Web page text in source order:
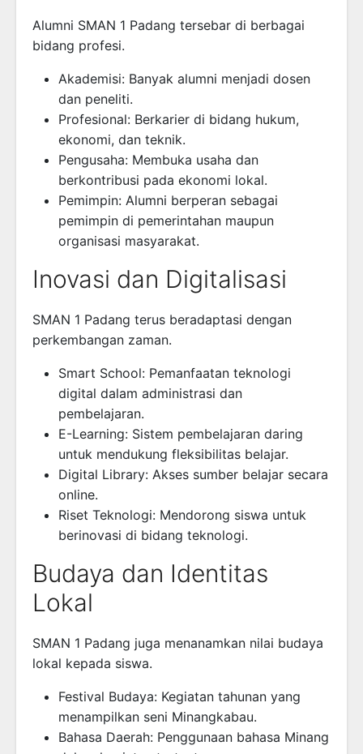
Alumni SMAN 1 Padang tersebar di berbagai
bidang profesi.
Akademisi: Banyak alumni menjadi dosen
dan peneliti.
Profesional: Berkarier di bidang hukum,
ekonomi, dan teknik.
Pengusaha: Membuka usaha dan
berkontribusi pada ekonomi lokal.
Pemimpin: Alumni berperan sebagai
pemimpin di pemerintahan maupun
organisasi masyarakat.
Inovasi dan Digitalisasi
SMAN 1 Padang terus beradaptasi dengan
perkembangan zaman.
Smart School: Pemanfaatan teknologi
digital dalam administrasi dan
pembelajaran.
E-Learning: Sistem pembelajaran daring
untuk mendukung fleksibilitas belajar.
Digital Library: Akses sumber belajar secara
online.
Riset Teknologi: Mendorong siswa untuk
berinovasi di bidang teknologi.
Budaya dan Identitas
Lokal
SMAN 1 Padang juga menanamkan nilai budaya
lokal kepada siswa.
Festival Budaya: Kegiatan tahunan yang
menampilkan seni Minangkabau.
Bahasa Daerah: Penggunaan bahasa Minang